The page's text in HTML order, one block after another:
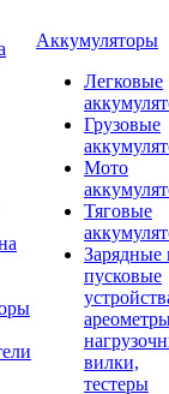
Аккумуляторы
Легковые
Грузовые
Мото
Тяговые
Зарядные
пусковые
вилки,
тестеры